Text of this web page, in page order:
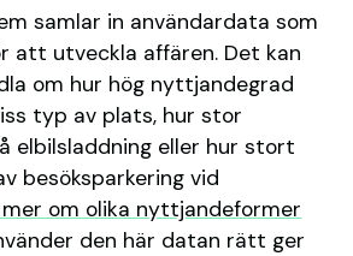
samlar in användardata som
att utveckla affären. Det kan
om hur hög nyttjandegrad
typ av plats, hur stor
elbilsladdning eller hur stort
besöksparkering vid
mer om olika nyttjandeformer
den här datan rätt ger